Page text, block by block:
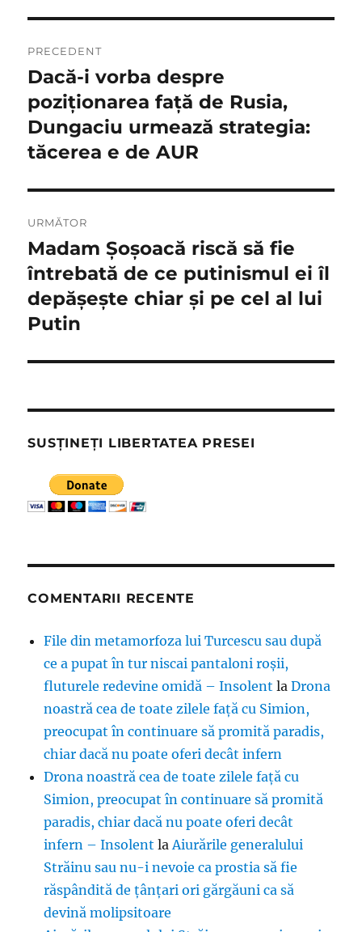
în
articole
PRECEDENT
Articolul
anterior:
Dacă-i vorba despre
poziționarea față de Rusia,
Dungaciu urmează strategia:
tăcerea e de AUR
URMĂTOR
Articolul
următor:
Madam Șoșoacă riscă să fie
întrebată de ce putinismul ei îl
depășește chiar și pe cel al lui
Putin
SUSȚINEȚI LIBERTATEA PRESEI
COMENTARII RECENTE
File din metamorfoza lui Turcescu sau după
ce a pupat în tur niscai pantaloni roșii,
fluturele redevine omidă – Insolent laDrona
noastră cea de toate zilele față cu Simion,
preocupat în continuare să promită paradis,
chiar dacă nu poate oferi decât infern
Drona noastră cea de toate zilele față cu
Simion, preocupat în continuare să promită
paradis, chiar dacă nu poate oferi decât
infern – Insolent laAiurările generalului
Străinu sau nu-i nevoie ca prostia să fie
răspândită de țânțari ori gărgăuni ca să
devină molipsitoare